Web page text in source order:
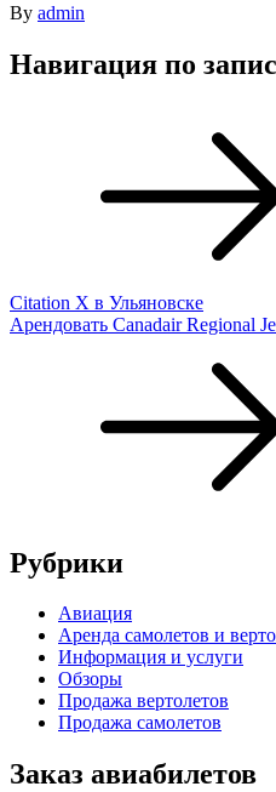
By admin
Навигация по
Сitation X в Ульяновске
Арендовать Canadair Regional
Рубрики
Авиация
Аренда самолетов и
Информация и услуги
Обзоры
Продажа вертолетов
Продажа самолетов
Заказ авиабилетов